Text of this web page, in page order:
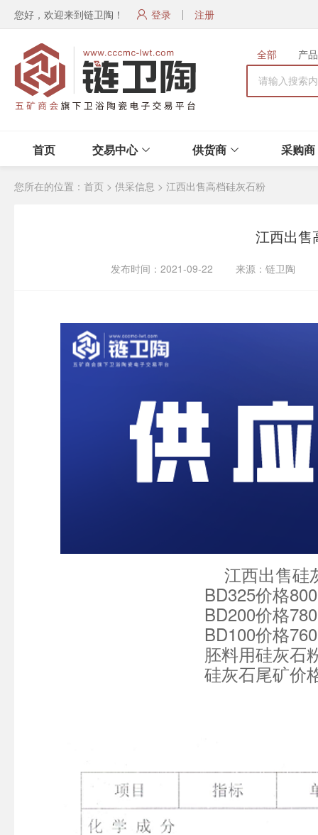
您好，欢迎来到链卫陶！ 登录 注册
全部 产品
首页 交易中心 供货商 采购商
您所在的位置： 首页 > 供采信息 > 江西出售高档硅灰石粉
江西出售
发布时间：2021-09-22 来源：链卫陶
江西出售硅
BD325价格800-
BD200价格780-
BD100价格760-
胚料用硅灰石粉价
硅灰石尾矿价